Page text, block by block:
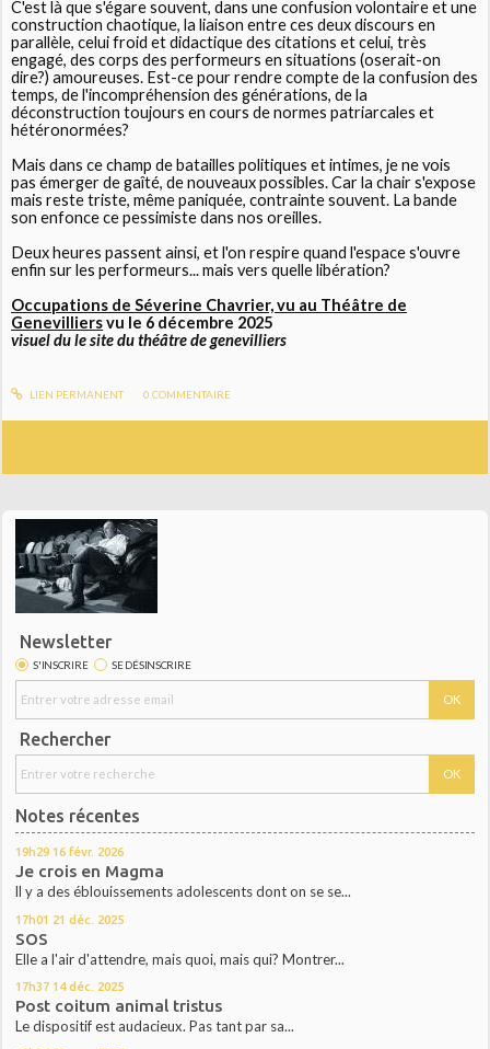
C'est là que s'égare souvent, dans une confusion volontaire et une
construction chaotique, la liaison entre ces deux discours en
parallèle, celui froid et didactique des citations et celui, très
engagé, des corps des performeurs en situations (oserait-on
dire?) amoureuses. Est-ce pour rendre compte de la confusion des
temps, de l'incompréhension des générations, de la
déconstruction toujours en cours de normes patriarcales et
hétéronormées?
Mais dans ce champ de batailles politiques et intimes, je ne vois
pas émerger de gaîté, de nouveaux possibles. Car la chair s'expose
mais reste triste, même paniquée, contrainte souvent. La bande
son enfonce ce pessimiste dans nos oreilles.
Deux heures passent ainsi, et l'on respire quand l'espace s'ouvre
enfin sur les performeurs... mais vers quelle libération?
Occupations de Séverine Chavrier, vu au Théâtre de
Genevilliersvu le 6 décembre 2025
visuel du le site du théâtre de genevilliers
LIEN PERMANENT 0 COMMENTAIRE
Newsletter
S'INSCRIRE SE DÉSINSCRIRE
Rechercher
Notes récentes
19h29 16 févr. 2026
Je crois en Magma
ll y a des éblouissements adolescents dont on se se...
17h01 21 déc. 2025
SOS
Elle a l'air d'attendre, mais quoi, mais qui? Montrer...
17h37 14 déc. 2025
Post coitum animal tristus
Le dispositif est audacieux. Pas tant par sa...